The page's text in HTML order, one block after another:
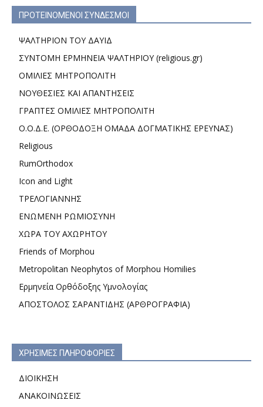
ΠΡΟΤΕΙΝΟΜΕΝΟΙ ΣΥΝΔΕΣΜΟΙ
ΨΑΛΤΗΡΙΟΝ ΤΟΥ ΔΑΥΙΔ
ΣΥΝΤΟΜΗ ΕΡΜΗΝΕΙΑ ΨΑΛΤΗΡΙΟΥ (religious.gr)
ΟΜΙΛΙΕΣ ΜΗΤΡΟΠΟΛΙΤΗ
ΝΟΥΘΕΣΙΕΣ ΚΑΙ ΑΠΑΝΤΗΣΕΙΣ
ΓΡΑΠΤΕΣ ΟΜΙΛΙΕΣ ΜΗΤΡΟΠΟΛΙΤΗ
Ο.Ο.Δ.Ε. (ΟΡΘΟΔΟΞΗ ΟΜΑΔΑ ΔΟΓΜΑΤΙΚΗΣ ΕΡΕΥΝΑΣ)
Religious
RumOrthodox
Icon and Light
ΤΡΕΛΟΓΙΑΝΝΗΣ
ΕΝΩΜΕΝΗ ΡΩΜΙΟΣΥΝΗ
ΧΩΡΑ ΤΟΥ ΑΧΩΡΗΤΟΥ
Friends of Morphou
Metropolitan Neophytos of Morphou Homilies
Ερμηνεία Ορθόδοξης Υμνολογίας
ΑΠΟΣΤΟΛΟΣ ΣΑΡΑΝΤΙΔΗΣ (ΑΡΘΡΟΓΡΑΦΙΑ)
ΧΡΗΣΙΜΕΣ ΠΛΗΡΟΦΟΡΙΕΣ
ΔΙΟΙΚΗΣΗ
ΑΝΑΚΟΙΝΩΣΕΙΣ